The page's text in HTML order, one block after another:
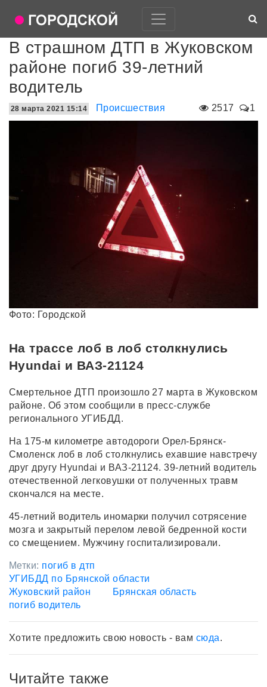
В страшном ДТП в Жуковском
районе погиб 39-летний
водитель
2517 1
28 марта 2021 15:14 Происшествия
Фото: Городской
На трассе лоб в лоб столкнулись
Hyundai и ВАЗ-21124
Смертельное ДТП произошло 27 марта в Жуковском
районе. Об этом сообщили в пресс-службе
регионального УГИБДД.
На 175-м километре автодороги Орел-Брянск-
Смоленск лоб в лоб столкнулись ехавшие навстречу
друг другу Hyundai и ВАЗ-21124. 39-летний водитель
отечественной легковушки от полученных травм
скончался на месте.
45-летний водитель иномарки получил сотрясение
мозга и закрытый перелом левой бедренной кости
со смещением. Мужчину госпитализировали.
Метки: погиб в дтп
УГИБДД по Брянской области
Жуковский район
Брянская область
погиб водитель
Хотите предложить свою новость - вам сюда.
Читайте также